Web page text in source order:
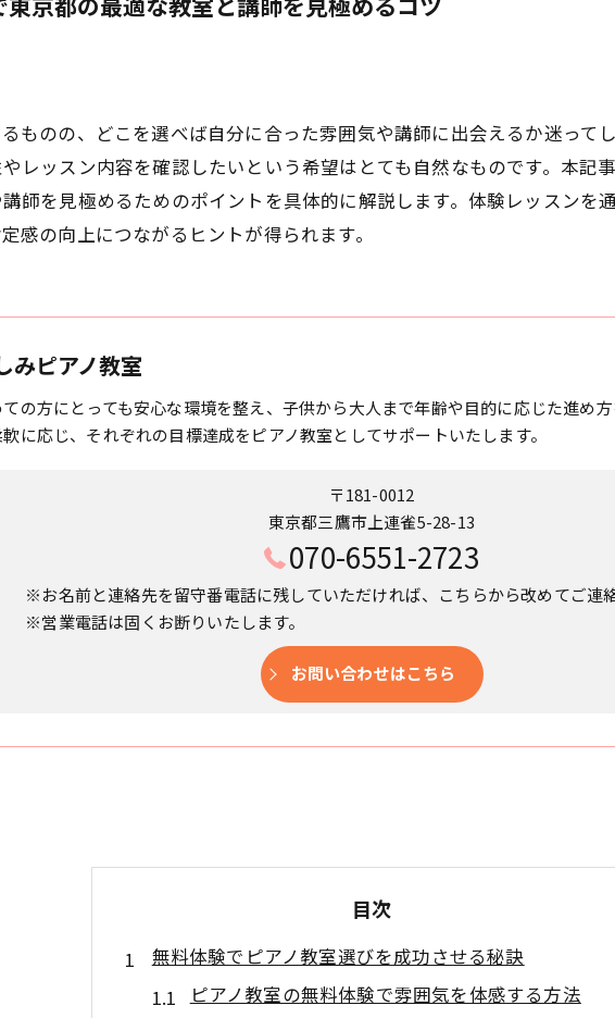
東京都の最適な教室と講師を見極めるコツ
ものの、どこを選べば自分に合った雰囲気や講師に出会えるか迷って
レッスン内容を確認したいという希望はとても自然なものです。本記
師を見極めるためのポイントを具体的に解説します。体験レッスンを
感の向上につながるヒントが得られます。
みピアノ教室
の方にとっても安心な環境を整え、子供から大人まで年齢や目的に応じた進め
に応じ、それぞれの目標達成をピアノ教室としてサポートいたします。
〒181-0012
東京都三鷹市上連雀5-28-13
070-6551-2723
※お名前と連絡先を留守番電話に残していただければ、こちらから改めてご連
※営業電話は固くお断りいたします。
お問い合わせはこちら
目次
無料体験でピアノ教室選びを成功させる秘訣
ピアノ教室の無料体験で雰囲気を体感する方法